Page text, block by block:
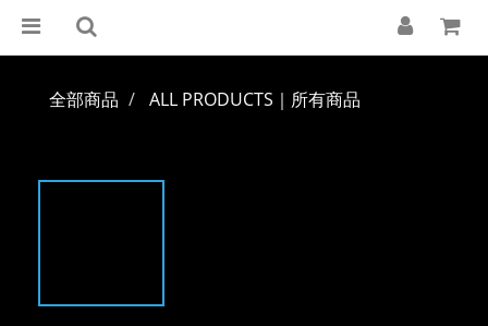
全部商品 ALL PRODUCTS｜所有商品